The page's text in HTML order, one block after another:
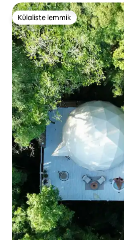
Külaliste lemmik
Külaliste lemmik